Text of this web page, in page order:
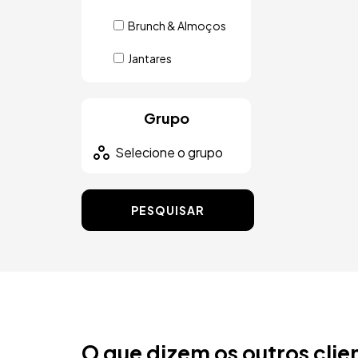
Brunch & Almoços
Jantares
Grupo
PESQUISAR